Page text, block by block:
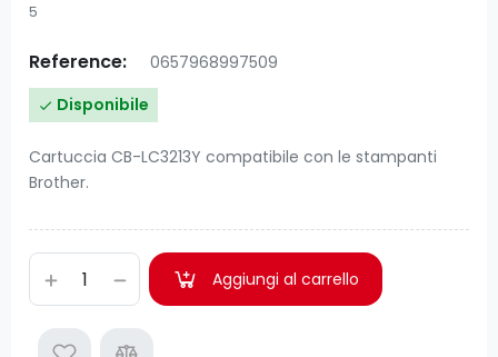
5
Reference: 0657968997509
 Disponibile
Cartuccia CB-LC3213Y compatibile con le stampanti
Brother.
Aggiungi al carrello